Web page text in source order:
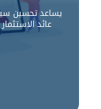
يساعد تحسين
عائد